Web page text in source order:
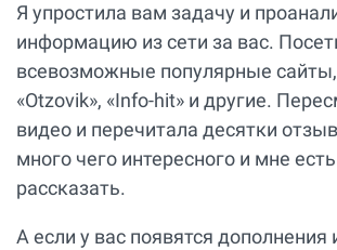
Я упростила вам задачу и
информацию из сети за вас.
всевозможные популярные
«Otzovik», «Info-hit» и другие.
видео и перечитала десятки
много чего интересного и мне
рассказать.
А если у вас появятся дополнения